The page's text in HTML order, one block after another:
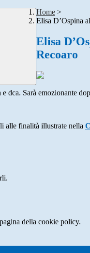
Home >
Elisa D’Ospina
Elisa
Recoaro
Sarà emozionante
alle finalità illustrate nella
della cookie policy.